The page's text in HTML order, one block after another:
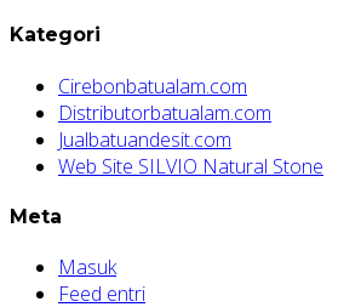
Kategori
Cirebonbatualam.com
Distributorbatualam.com
Jualbatuandesit.com
Web Site SILVIO Natural Stone
Meta
Masuk
Feed entri